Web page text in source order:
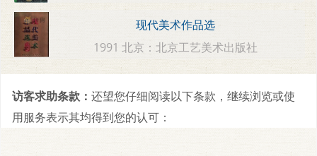
现代美术作品选
1991 北京：北京工艺美术出版社
访客求助条款： 还望您仔细阅读以下条款，继续浏览或使
用服务表示其均得到您的认可：